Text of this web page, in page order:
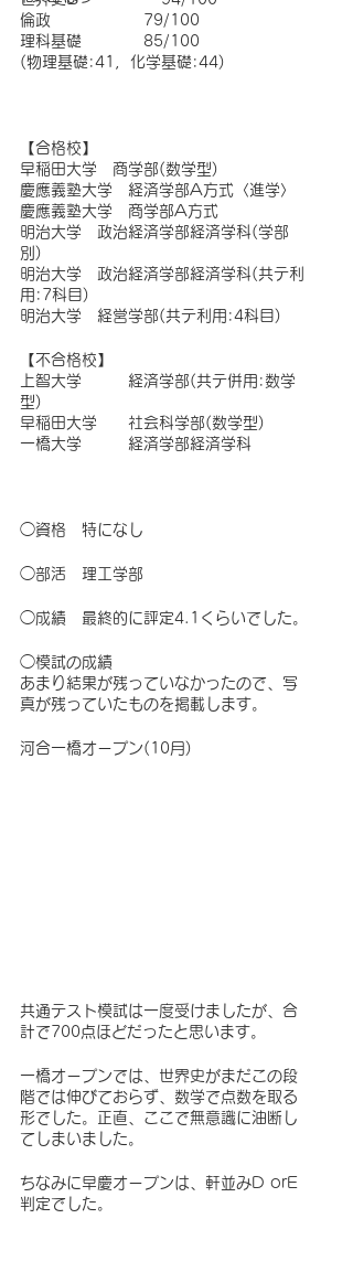
倫政　　　　　　79/100
理科基礎　　　　85/100
(物理基礎:41，化学基礎:44)
【合格校】
早稲田大学　商学部(数学型)
慶應義塾大学　経済学部A方式〈進学〉
慶應義塾大学　商学部A方式
明治大学　政治経済学部経済学科(学部
別)
明治大学　政治経済学部経済学科(共テ利
用:7科目)
明治大学　経営学部(共テ利用:4科目)
【不合格校】
上智大学　　　経済学部(共テ併用:数学
型)
早稲田大学　　社会科学部(数学型)
一橋大学　　　経済学部経済学科
◯資格　特になし
◯部活　理工学部
◯成績　最終的に評定4.1くらいでした。
◯模試の成績
あまり結果が残っていなかったので、写
真が残っていたものを掲載します。
河合一橋オープン(10月)
共通テスト模試は一度受けましたが、合
計で700点ほどだったと思います。
一橋オープンでは、世界史がまだこの段
階では伸びておらず、数学で点数を取る
形でした。正直、ここで無意識に油断し
てしまいました。
ちなみに早慶オープンは、軒並みD orE
判定でした。